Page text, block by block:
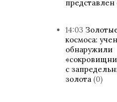
14:03
космоса:
обнаружили
с
золота (0)